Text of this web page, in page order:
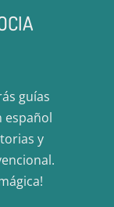
guías
español
y